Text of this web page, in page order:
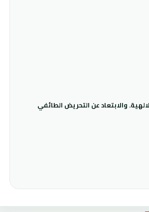
والابتعاد عن التحريض الطائفي